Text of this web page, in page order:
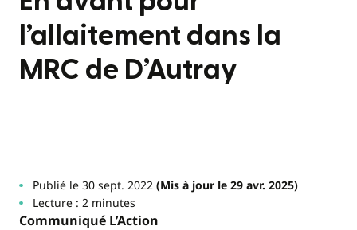
l’allaitement dans la
MRC de D’Autray
Publié le 30 sept. 2022(Mis à jour le 29 avr. 2025)
Lecture : 2 minutes
Communiqué L’Action